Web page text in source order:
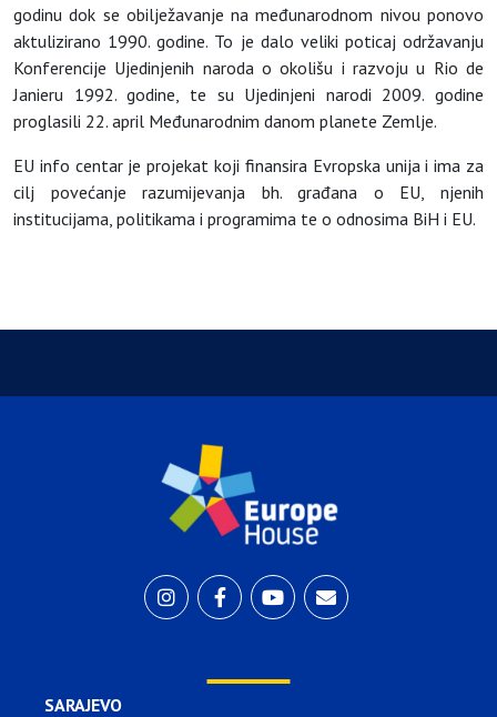
godinu dok se obilježavanje na međunarodnom nivou ponovo
aktulizirano 1990. godine. To je dalo veliki poticaj održavanju
Konferencije Ujedinjenih naroda o okolišu i razvoju u Rio de
Janieru 1992. godine, te su Ujedinjeni narodi 2009. godine
proglasili 22. april Međunarodnim danom planete Zemlje.
EU info centar je projekat koji finansira Evropska unija i ima za
cilj povećanje razumijevanja bh. građana o EU, njenih
institucijama, politikama i programima te o odnosima BiH i EU.
SARAJEVO